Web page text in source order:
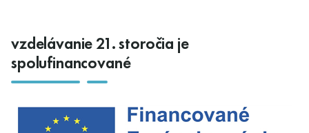
vzdelávanie 21. storočia je
spolufinancované